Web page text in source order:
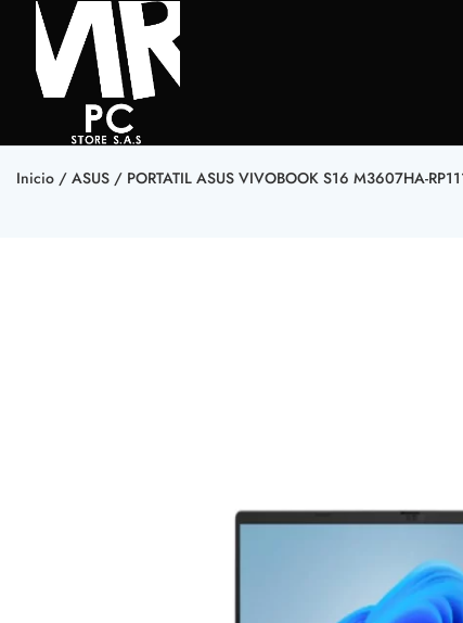
Inicio / ASUS / PORTATIL ASUS VIVOBOOK S16 M3607HA-